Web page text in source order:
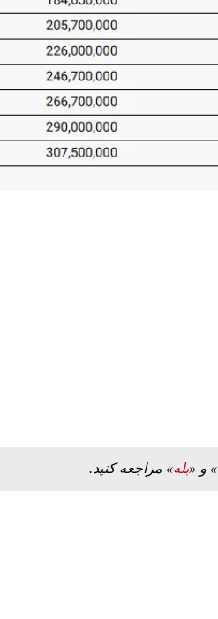
» و «بله» مراجعه کنید.۱۳ مرداد ۱۴۰۵